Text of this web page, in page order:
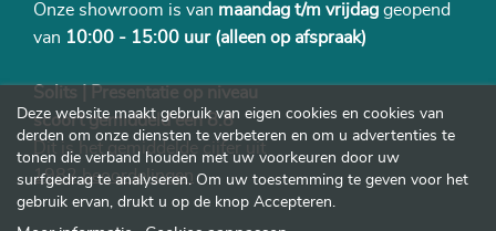
Onze showroom is van maandag t/m vrijdag geopend
van 10:00 - 15:00 uur (alleen op afspraak)
Solits | Presentatie op niveau
scoort gemiddeld een 8.8
Dit is het gemiddelde cijfer uit
1982 beoordelingen
Deze website maakt gebruik van eigen cookies en cookies van
derden om onze diensten te verbeteren en om u advertenties te
tonen die verband houden met uw voorkeuren door uw
surfgedrag te analyseren. Om uw toestemming te geven voor het
gebruik ervan, drukt u op de knop Accepteren.